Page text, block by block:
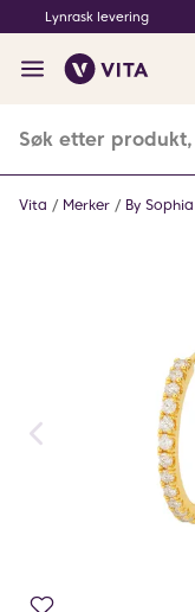
Lynrask levering
Vita Merker By Sophia